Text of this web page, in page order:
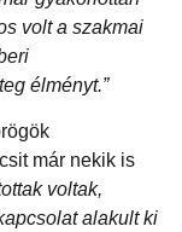
volt a szakmai
élményt.”
már nekik is
voltak,
alakult ki